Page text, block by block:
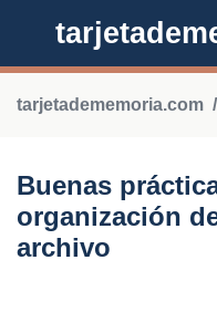
tarjetadememoria.com
Buenas
organización
archivo